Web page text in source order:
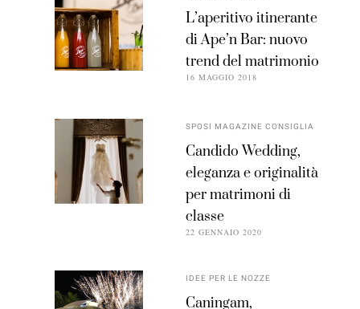
L’aperitivo itinerante
di Ape’n Bar: nuovo
trend del matrimonio
16 MAGGIO 2018
SPOSI MAGAZINE CONSIGLIA
Candido Wedding,
eleganza e originalità
per matrimoni di
classe
22 GENNAIO 2020
IDEE PER LE NOZZE
Caningam,